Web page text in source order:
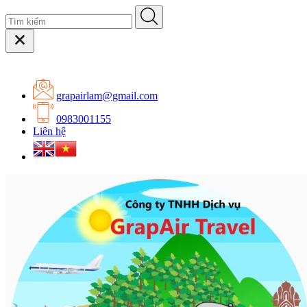
grapairlam@gmail.com
0983001155
Liên hệ